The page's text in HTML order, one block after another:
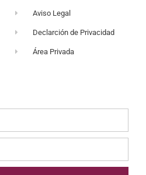
Aviso Legal
Declarción de Privacidad
Área Privada